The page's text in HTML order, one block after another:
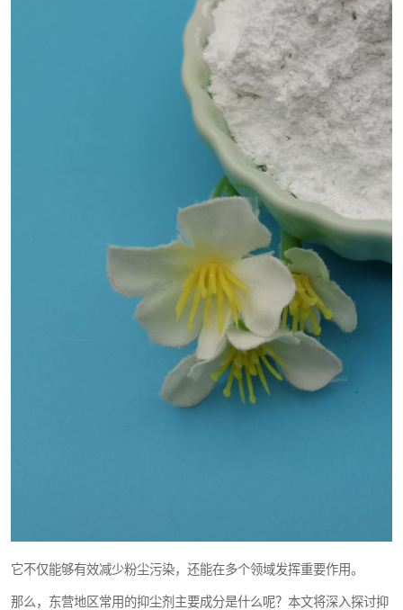
它不仅能够有效减少粉尘污染，还能在多个领域发挥重要作用。
那么，东营地区常用的抑尘剂主要成分是什么呢？本文将深入探讨抑